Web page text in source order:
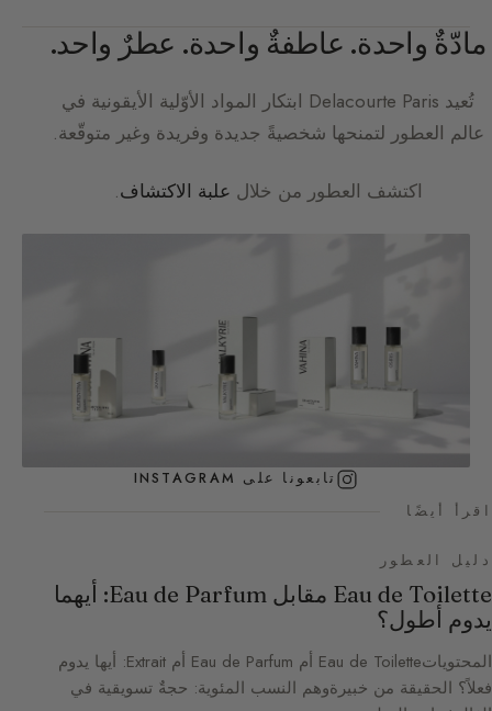
مادّةٌ واحدة. عاطفةٌ واحدة. عطرٌ واحد.
تُعيد Delacourte Paris ابتكار المواد الأوّلية الأيقونية في
عالم العطور لتمنحها شخصيةً جديدة وفريدة وغير متوقّعة.
اكتشف العطور من خلال علبة الاكتشاف.
تابعونا على INSTAGRAM
اقرأ أيضًا
دليل العطور
Eau de Toilette مقابل Eau de Parfum: أيهما
يدوم أطول؟
المحتوياتEau de Toilette أم Eau de Parfum أم Extrait: أيها يدوم
فعلاً؟ الحقيقة من خبيرةوهم النسب المئوية: حجةٌ تسويقية في